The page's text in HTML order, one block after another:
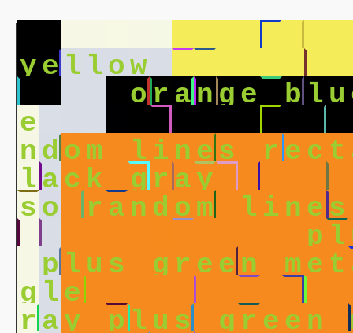
ye l low
o r a n g e b l u
e
n d o m l i n e s r e c t
l a c k g r ay
s o r a n d o m l i n e s
p l
p l u s g r e e n m e t
g l e
r ay p l u s g r e e n